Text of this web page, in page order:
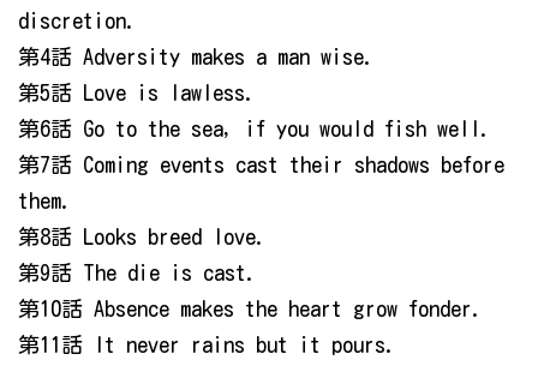
discretion.
第4話 Adversity makes a man wise.
第5話 Love is lawless.
第6話 Go to the sea, if you would fish well.
第7話 Coming events cast their shadows before
them.
第8話 Looks breed love.
第9話 The die is cast.
第10話 Absence makes the heart grow fonder.
第11話 It never rains but it pours.